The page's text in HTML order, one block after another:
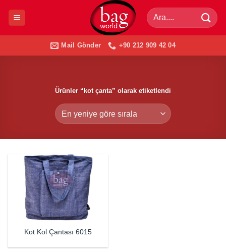
Ara:
Mail Gönder +90 212 909 42 04
Ürünler “kot çanta” olarak etiketlendi
Kot Kol Çantası 6015